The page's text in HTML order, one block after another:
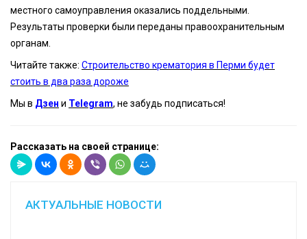
местного самоуправления оказались поддельными.
Результаты проверки были переданы правоохранительным
органам.
Читайте также: Строительство крематория в Перми будет
стоить в два раза дороже
Мы в Дзен и Telegram, не забудь подписаться!
Рассказать на своей странице:
АКТУАЛЬНЫЕ НОВОСТИ